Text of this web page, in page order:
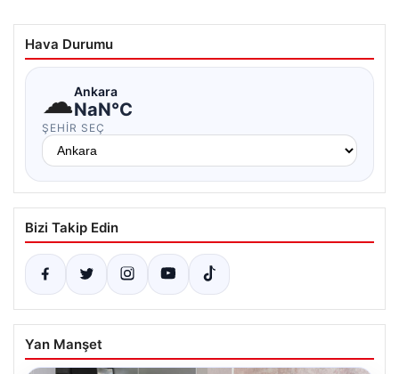
Hava Durumu
☁Ankara
NaN°C
ŞEHIR SEÇ
Bizi Takip Edin
Yan Manşet